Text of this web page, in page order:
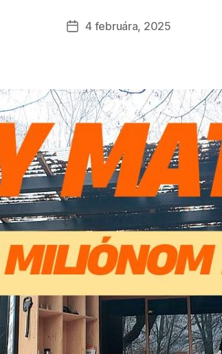
Dátum
4 februára, 2025